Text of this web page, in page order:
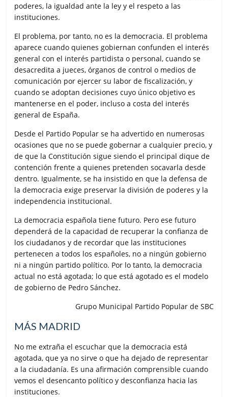
poderes, la igualdad ante la ley y el respeto a las
instituciones.
El problema, por tanto, no es la democracia. El problema
aparece cuando quienes gobiernan confunden el interés
general con el interés partidista o personal, cuando se
desacredita a jueces, órganos de control o medios de
comunicación por ejercer su labor de fiscalización, y
cuando se adoptan decisiones cuyo único objetivo es
mantenerse en el poder, incluso a costa del interés
general de España.
Desde el Partido Popular se ha advertido en numerosas
ocasiones que no se puede gobernar a cualquier precio, y
de que la Constitución sigue siendo el principal dique de
contención frente a quienes pretenden socavarla desde
dentro. Igualmente, se ha insistido en que la defensa de
la democracia exige preservar la división de poderes y la
independencia institucional.
La democracia española tiene futuro. Pero ese futuro
dependerá de la capacidad de recuperar la confianza de
los ciudadanos y de recordar que las instituciones
pertenecen a todos los españoles, no a ningún gobierno
ni a ningún partido político. Por lo tanto, la democracia
actual no está agotada; lo que está agotado es el modelo
de gobierno de Pedro Sánchez.
Grupo Municipal Partido Popular de SBC
MÁS MADRID
No me extraña el escuchar que la democracia está
agotada, que ya no sirve o que ha dejado de representar
a la ciudadanía. Es una afirmación comprensible cuando
vemos el desencanto político y desconfianza hacia las
instituciones.